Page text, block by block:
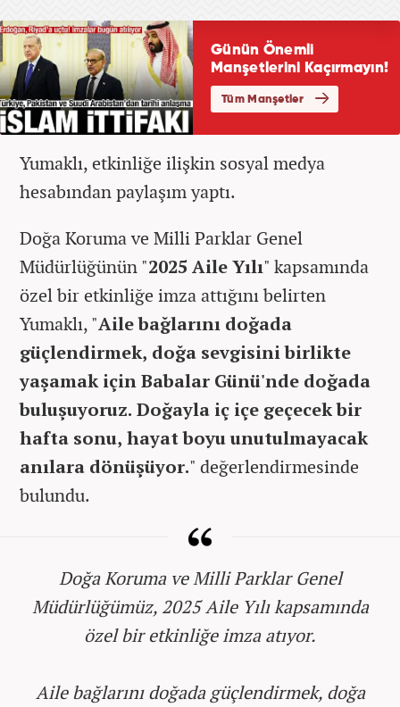
Yumaklı, etkinliğe ilişkin sosyal medya
hesabından paylaşım yaptı.
Doğa Koruma ve Milli Parklar Genel
Müdürlüğünün "2025 Aile Yılı" kapsamında
özel bir etkinliğe imza attığını belirten
Yumaklı, "Aile bağlarını doğada
güçlendirmek, doğa sevgisini birlikte
yaşamak için Babalar Günü'nde doğada
buluşuyoruz. Doğayla iç içe geçecek bir
hafta sonu, hayat boyu unutulmayacak
anılara dönüşüyor." değerlendirmesinde
bulundu.
Doğa Koruma ve Milli Parklar Genel
Müdürlüğümüz, 2025 Aile Yılı kapsamında
özel bir etkinliğe imza atıyor.
Aile bağlarını doğada güçlendirmek, doğa